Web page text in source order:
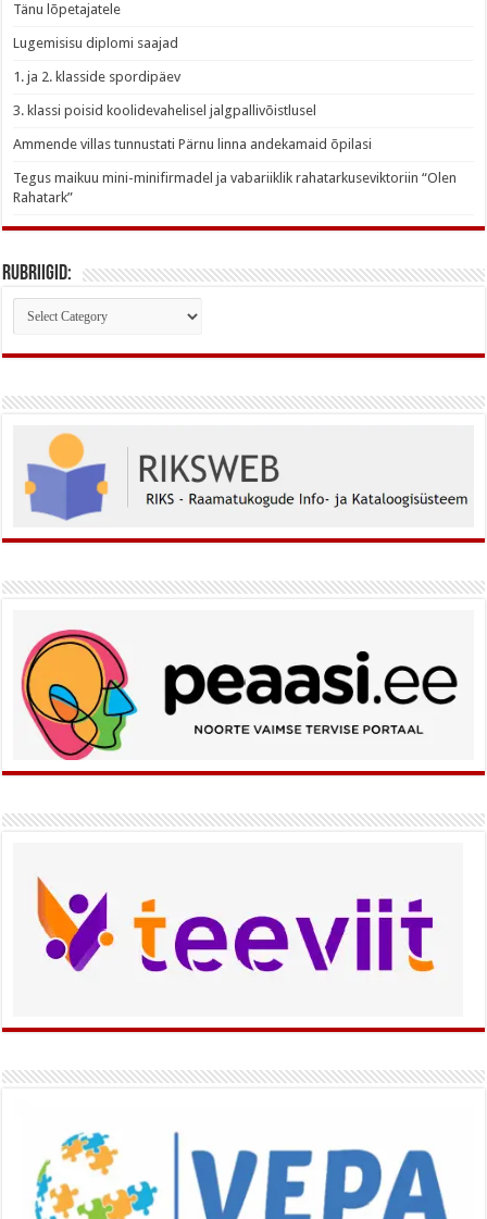
Tänu lõpetajatele
Lugemisisu diplomi saajad
1. ja 2. klasside spordipäev
3. klassi poisid koolidevahelisel jalgpallivõistlusel
Ammende villas tunnustati Pärnu linna andekamaid õpilasi
Tegus maikuu mini-minifirmadel ja vabariiklik rahatarkuseviktoriin “Olen
Rahatark”
Rubriigid:
Rubriigid: